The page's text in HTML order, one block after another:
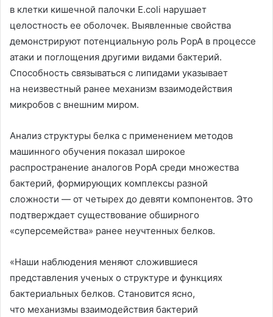
в клетки кишечной палочки E.coli нарушает
целостность ее оболочек. Выявленные свойства
демонстрируют потенциальную роль PopA в процессе
атаки и поглощения другими видами бактерий.
Способность связываться с липидами указывает
на неизвестный ранее механизм взаимодействия
микробов с внешним миром.
Анализ структуры белка с применением методов
машинного обучения показал широкое
распространение аналогов PopA среди множества
бактерий, формирующих комплексы разной
сложности — от четырех до девяти компонентов. Это
подтверждает существование обширного
«суперсемейства» ранее неучтенных белков.
«Наши наблюдения меняют сложившиеся
представления ученых о структуре и функциях
бактериальных белков. Становится ясно,
что механизмы взаимодействия бактерий